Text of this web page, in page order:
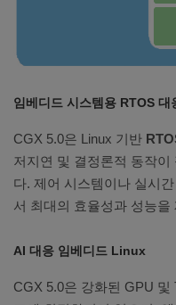
임베디드 시스템용 RTOS
CGX 5.0은 Linux 기반
저지연 및 결정론적 동작
다. 제어 시스템이나 실시
서 최대의 효율성과 성능을
AI 대응 임베디드 Linux
CGX 5.0은 강화된 GPU